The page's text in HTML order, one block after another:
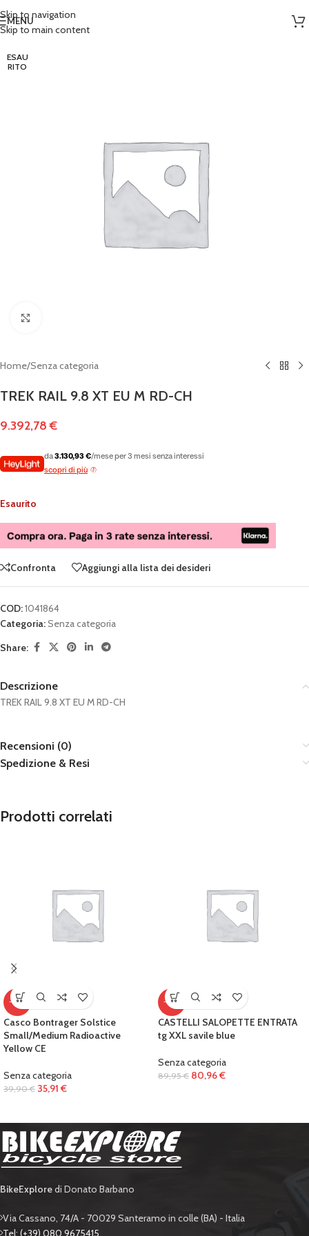
Skip to navigation
Skip to main content
MENU
ESAU
RITO
Home/Senza categoria
TREK RAIL 9.8 XT EU M RD-CH
9.392,78€
da3.130,93 €/mese per 3 mesi senza interessi
scopri di più
Esaurito
Confronta Aggiungi alla lista dei desideri
COD:1041864
Categoria:Senza categoria
Share:
Descrizione
TREK RAIL 9.8 XT EU M RD-CH
Recensioni (0)
Spedizione & Resi
Prodotti correlati
-10%
Casco Bontrager Solstice
Small/Medium Radioactive
Yellow CE
Senza categoria
39,90€ 35,91 €
-10%
CASTELLI SALOPETTE ENTRATA
tg XXL savile blue
Senza categoria
89,95€ 80,96€
BikeExploredi Donato Barbano
Via Cassano, 74/A - 70029 Santeramo in colle (BA) - Italia
Tel: (+39) 080 9675415